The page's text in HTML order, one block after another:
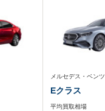
メルセデス・ベンツ
Eクラス
平均買取相場